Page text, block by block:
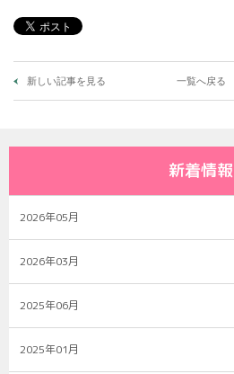
新しい記事を見る 一覧へ戻る
新着情報
2026年05月
2026年03月
2025年06月
2025年01月